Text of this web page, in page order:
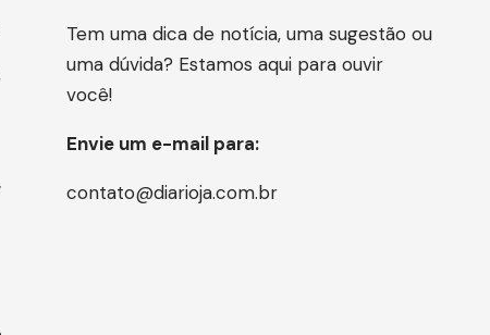
Tem uma dica de notícia, uma sugestão ou
uma dúvida? Estamos aqui para ouvir
você!
Envie um e-mail para:
contato@diarioja.com.br